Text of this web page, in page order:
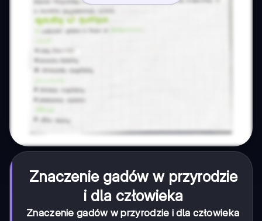
Znaczenie gadów w przyrodzie
i dla człowieka
Znaczenie gadów w przyrodzie i dla człowieka